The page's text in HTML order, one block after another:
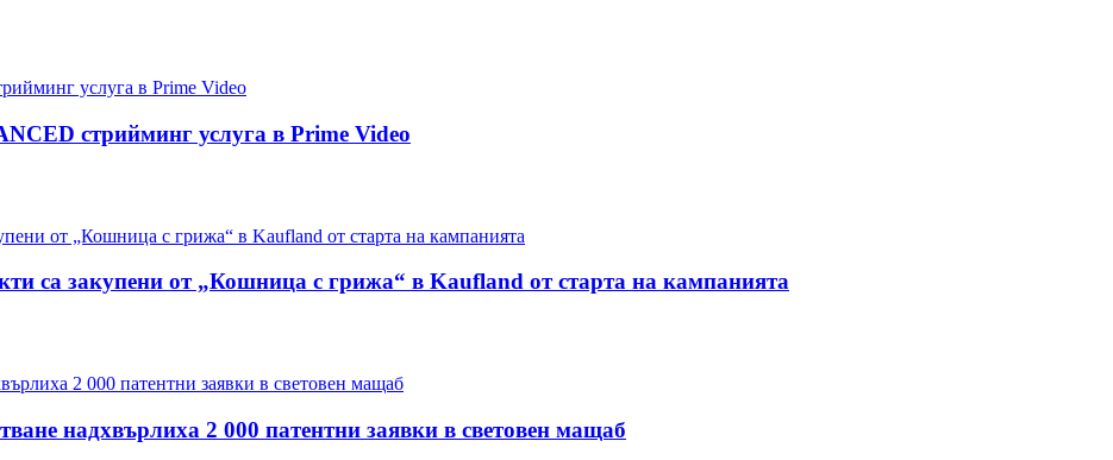
стрийминг услуга в Prime Video
са закупени от „Кошница с грижа“ в Kaufland от старта на кампанията
надхвърлиха 2 000 патентни заявки в световен мащаб